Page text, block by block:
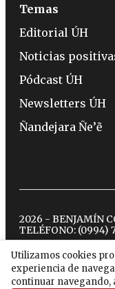
Utilizamos cookies
experiencia de
continuar navegando,
Temas
Editorial ÚH
Noticias
Pódcast ÚH
Newsletters ÚH
Ñandejara Ñe’ẽ
2026 - BENJAMÍN
TELÉFONO: (0994)
twitter